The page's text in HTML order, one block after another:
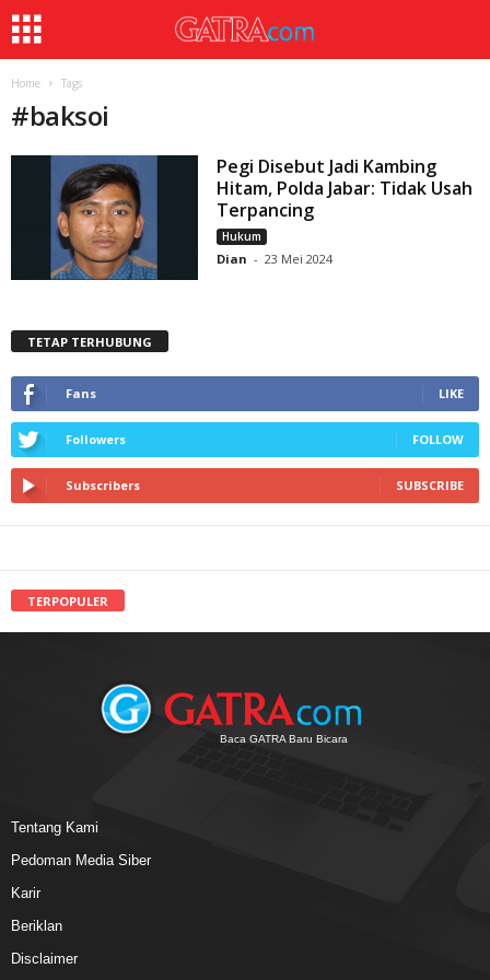
Home Tags
#baksoi
Pegi Disebut Jadi Kambing
Hitam, Polda Jabar: Tidak Usah
Terpancing
Hukum
Dian - 23 Mei 2024
TETAP TERHUBUNG
Fans LIKE
Followers FOLLOW
Subscribers SUBSCRIBE
TERPOPULER
Baca GATRA Baru Bicara
Tentang Kami
Pedoman Media Siber
Karir
Beriklan
Disclaimer